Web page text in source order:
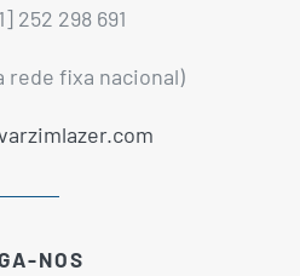
252 298 691
rede fixa nacional)
NOS